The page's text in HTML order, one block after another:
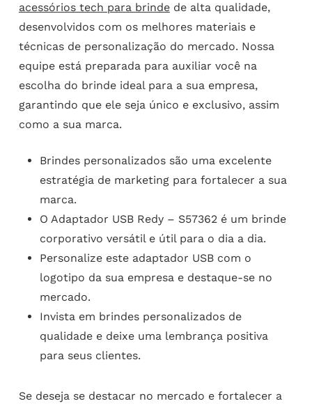
acessórios tech para brindede alta qualidade,
desenvolvidos com os melhores materiais e
técnicas de personalização do mercado. Nossa
equipe está preparada para auxiliar você na
escolha do brinde ideal para a sua empresa,
garantindo que ele seja único e exclusivo, assim
como a sua marca.
Brindes personalizados são uma excelente
estratégia de marketing para fortalecer a sua
marca.
O Adaptador USB Redy – S57362 é um brinde
corporativo versátil e útil para o dia a dia.
Personalize este adaptador USB com o
logotipo da sua empresa e destaque-se no
mercado.
Invista em brindes personalizados de
qualidade e deixe uma lembrança positiva
para seus clientes.
Se deseja se destacar no mercado e fortalecer a